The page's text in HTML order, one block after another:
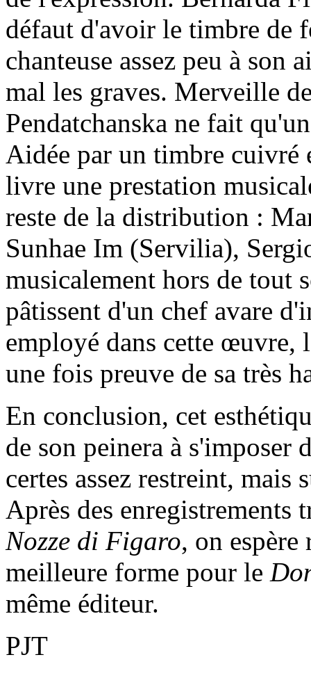
défaut d'avoir le timbre de
chanteuse assez peu à son
mal les graves. Merveille
Pendatchanska ne fait
Aidée par un timbre cuivré
livre une prestation
reste de la distribution :
Sunhae Im (Servilia),
musicalement hors de tout
pâtissent d'un chef avare
employé dans cette œuvre,
une fois preuve de sa très
En conclusion, cet
de son peinera à s'imposer
certes assez restreint,
Après des enregistrements
Nozze di Figaro, on espère
meilleure forme pour le
même éditeur.
PJT